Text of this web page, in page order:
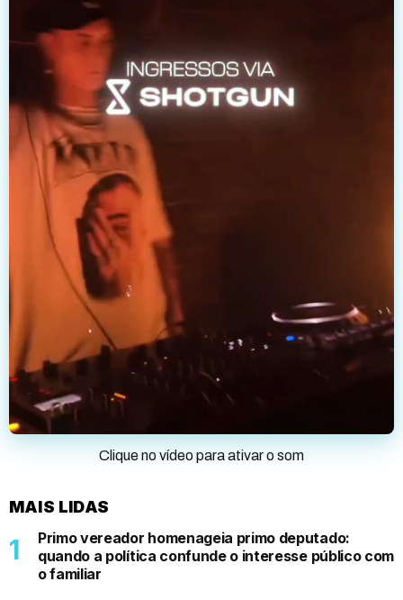
Clique no vídeo para ativar o som
MAIS LIDAS
Primo vereador homenageia primo deputado:
quando a política confunde o interesse público com
o familiar